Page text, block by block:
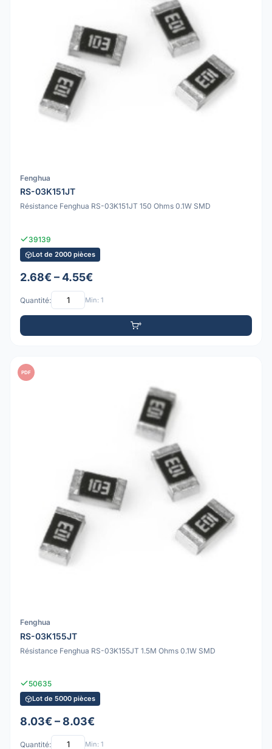
Fenghua
RS-03K151JT
Résistance Fenghua RS-03K151JT 150 Ohms 0.1W SMD
39139
Lot de 2000 pièces
2.68€ – 4.55€
Quantité: Min: 1
PDF
Fenghua
RS-03K155JT
Résistance Fenghua RS-03K155JT 1.5M Ohms 0.1W SMD
50635
Lot de 5000 pièces
8.03€ – 8.03€
Quantité: Min: 1